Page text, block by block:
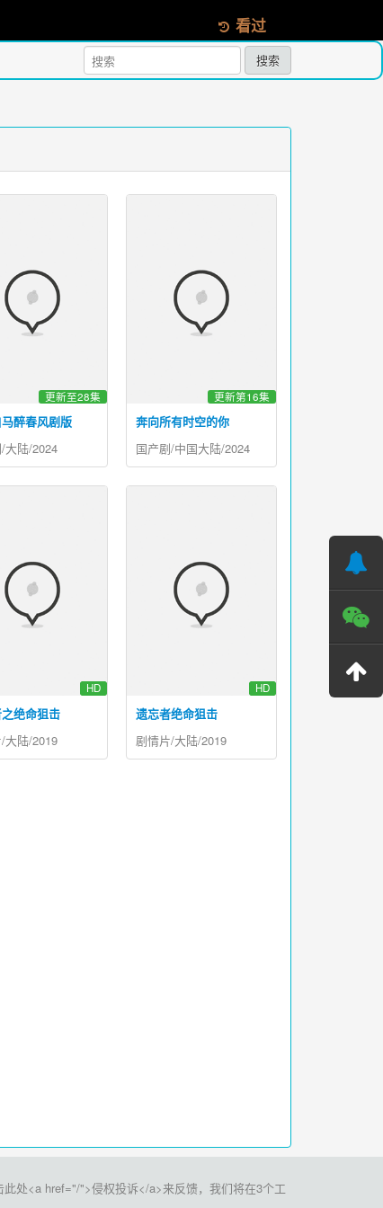
看过
搜索
醉春风剧版
更新至28集
大陆/2024
奔向所有时空的你
更新第16集
国产剧/中国大陆/2024
绝命狙击
HD
大陆/2019
遗忘者绝命狙击
HD
剧情片/大陆/2019
处<a href="/">侵权投诉</a>来反馈，我们将在3个工